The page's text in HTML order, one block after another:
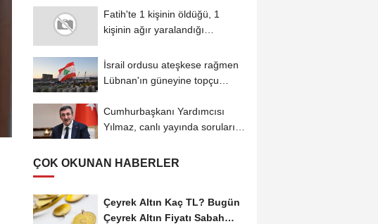
Fatih'te 1 kişinin öldüğü, 1
kişinin ağır yaralandığı
İsrail ordusu ateşkese rağmen
Lübnan'ın güneyine topçu
Cumhurbaşkanı Yardımcısı
Yılmaz, canlı yayında soruları
ÇOK OKUNAN HABERLER
Çeyrek Altın Kaç TL? Bugün
Çeyrek Altın Fiyatı Sabah